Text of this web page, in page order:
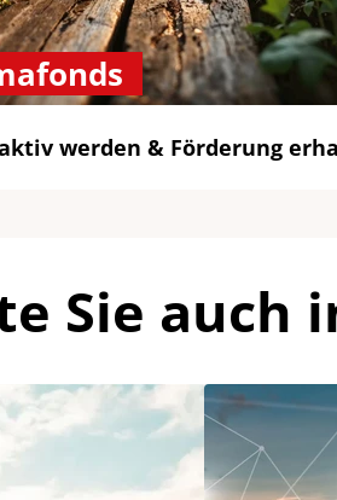
werden & Förderung
Sie auch